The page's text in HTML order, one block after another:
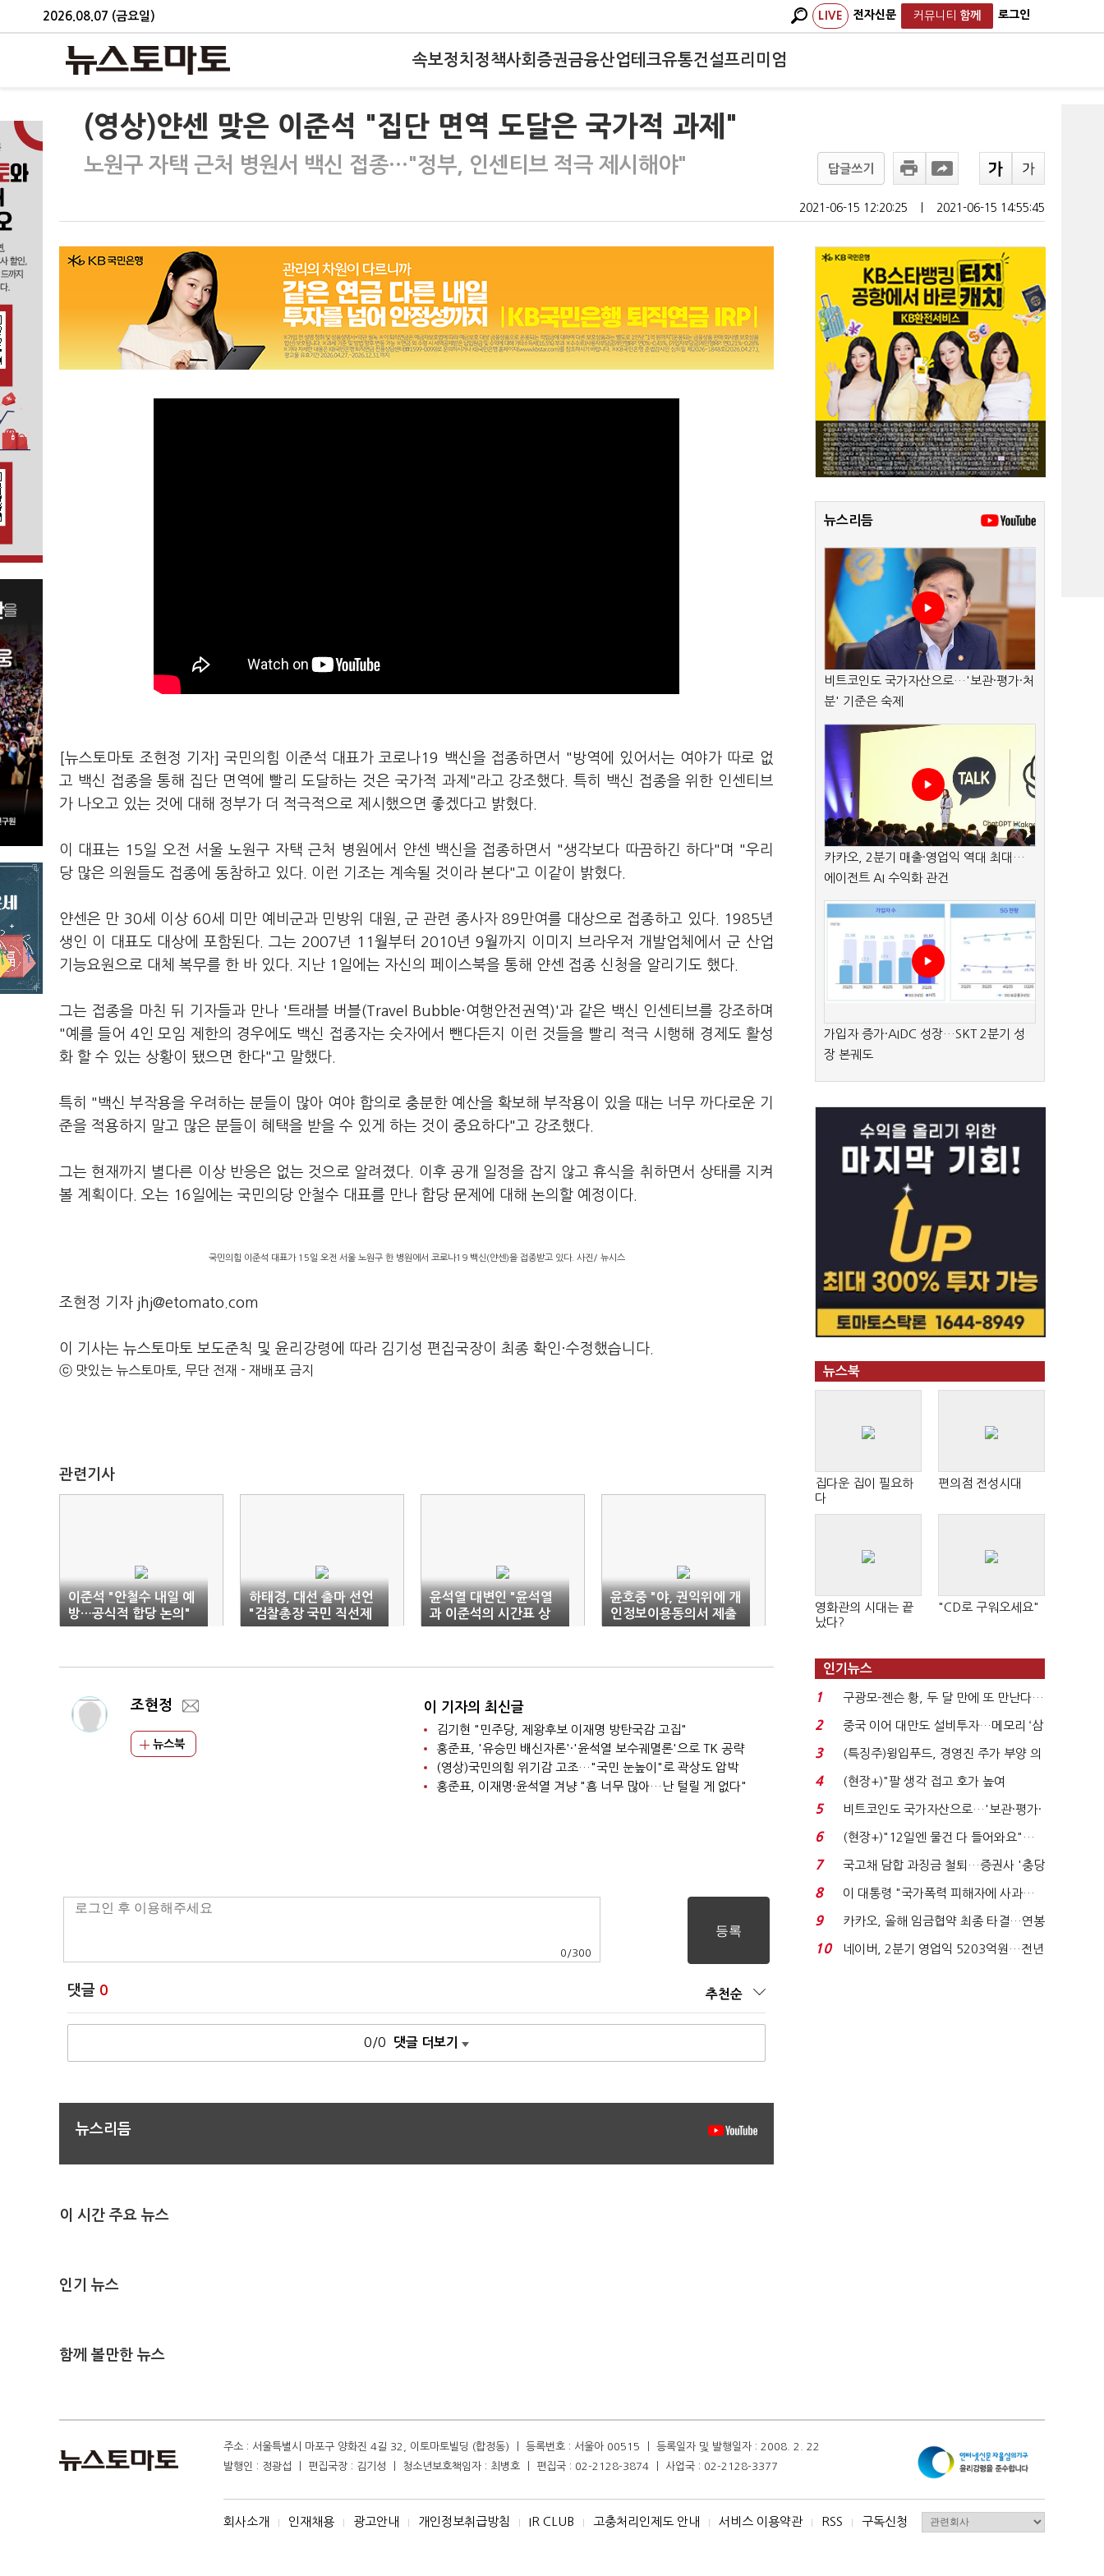
2026.08.07 (금요일) LIVE 전자신문 커뮤니티 함께 로그인
속보정치 정책사회 증권금융산업테크유통건설프리미엄
(영상)얀센 맞은 이준석 "집단 면역 도달은 국가적 과제"
노원구 자택 근처 병원서 백신 접종…"정부, 인센티브 적극 제시해야" 답글쓰기
2021-06-15 12:20:25 2021-06-15 14:55:45
[뉴스토마토 조현정 기자] 국민의힘 이준석 대표가 코로나19 백신을 접종하면서 "방역에 있어서는 여야가 따로 없
고 백신 접종을 통해 집단 면역에 빨리 도달하는 것은 국가적 과제"라고 강조했다. 특히 백신 접종을 위한 인센티브
가 나오고 있는 것에 대해 정부가 더 적극적으로 제시했으면 좋겠다고 밝혔다.
이 대표는 15일 오전 서울 노원구 자택 근처 병원에서 얀센 백신을 접종하면서 "생각보다 따끔하긴 하다"며 "우리
당 많은 의원들도 접종에 동참하고 있다. 이런 기조는 계속될 것이라 본다"고 이같이 밝혔다.
얀센은 만 30세 이상 60세 미만 예비군과 민방위 대원, 군 관련 종사자89 만여를 대상으로 접종하고 있다. 1985년
생인 이 대표도 대상에 포함된다. 그는 2007년 11 월부터 2010년 9월까지 이미지 브라우저 개발업체에서 군 산업
기능요원으로 대체 복무를 한 바 있다. 지난 1일에는 자신의 페이스북을 통해 얀센 접종 신청을 알리기도 했다.
그는 접종을 마친 뒤 기자들과 만나 '트래블 버블(Travel Bubble·여행안전권역)'과 같은 백신 인센티브를 강조하며
"예를 들어 4인 모임 제한의 경우에도 백신 접종자는 숫자에서 뺀다든지 이런 것들을 빨리 적극 시행해 경제도 활성
화 할 수 있는 상황이 됐으면 한다"고 말했다.
특히 "백신 부작용을 우려하는 분들이 많아 여야 합의로 충분한 예산을 확보해 부작용이 있을 때는 너무 까다로운 기
준을 적용하지 말고 많은 분들이 혜택을 받을 수 있게 하는 것이 중요하다"고 강조했다.
그는 현재까지 별다른 이상 반응은 없는 것으로 알려졌다. 이후 공개 일정을 잡지 않고 휴식을 취하면서 상태를 지켜
볼 계획이다. 오는 16일에는 국민의당 안철수 대표를 만나 합당 문제에 대해 논의할 예정이다.
국민의힘 이준석 대표가 15일 오전 서울 노원구 한 병원에서 코로나19 백신(얀센)을 접종받고 있다. 사진/ 뉴시스
조현정 기자 jhj@etomato.com
이 기사는 뉴스토마토 보도준칙 및 윤리강령에 따라 김기성 편집국장이 최종 확인·수정했습니다.
ⓒ 맛있는 뉴스토마토, 무단 전재 - 재배포 금지
관련기사
이준석 "안철수 내일 예
방…공식적 합당 논의"
하태경, 대선 출마 선언
"검찰총장 국민 직선제
도입·법무부 폐지"
윤석열 대변인 "윤석열
과 이준석의 시간표 상
충 안할 것"
윤호중 "야, 권익위에 개
인정보이용동의서 제출
안해…눈 가리고 아웅"
조현정
뉴스북
이 기자의 최신글
김기현 "민주당, 제왕후보 이재명 방탄국감 고집"
홍준표, '유승민 배신자론'·'윤석열 보수궤멸론'으로 TK 공략
(영상)국민의힘 위기감 고조…"국민 눈높이"로 곽상도 압박
홍준표, 이재명·윤석열 겨냥 "흠 너무 많아…난 털릴 게 없다"
0 /300
댓글 0 추천순
0/0 댓글 더보기
뉴스리듬
이 시간 주요 뉴스
인기 뉴스
함께 볼만한 뉴스
뉴스리듬
비트코인도 국가자산으로…'보관·평가·처
분' 기준은 숙제
카카오, 2분기 매출·영업익 역대 최대…
에이전트 AI 수익화 관건
가입자 증가·AIDC 성장…SKT 2분기 성
장 본궤도
뉴스북
집다운 집이 필요하
다
편의점 전성시대
영화관의 시대는 끝
났다?
"CD로 구워오세요"
인기뉴스
1
구광모-젠슨 황, 두 달 만에 또 만난다…
로봇·AI 등 논...
2
중국 이어 대만도 설비투자…메모리 ‘삼
국전쟁’
3
(특징주)윙입푸드, 경영진 주가 부양 의
지에 상한가...
4
(현장+)"팔 생각 접고 호가 높여
요"…'덜 똘똘한 한 채' 20...
5
비트코인도 국가자산으로…'보관·평가·
처분' 기준은 ...
6
(현장+)"12일엔 물건 다 들어와요"…
빈 매대 채우며 문 연 ...
7
국고채 담합 과징금 철퇴…증권사 '충당
금 폭탄' 우려...
8
이 대통령 "국가폭력 피해자에 사과…
적극적 조사로 진...
9
카카오, 올해 임금협약 최종 타결…연봉
6.3% 인상·격려...
10
네이버, 2분기 영업익 5203억원…전년
주소 : 서울특별시 마포구 양화진 4길 32, 이토마토빌딩 (합정동) ㅣ 등록번호 : 서울아 00515 ㅣ 등록일자 및 발행일자 : 2008. 2. 22
발행인 : 정광섭 ㅣ 편집국장 : 김기성 ㅣ 청소년보호책임자 : 최병호 ㅣ 편집국 : 02-2128-3874 ㅣ 사업국 : 02-2128-3377
회사소개 I 인재채용 I 광고안내 I 개인정보취급방침 I IR CLUB I 고충처리인제도 안내 I 서비스 이용약관 I RSS I 구독신청